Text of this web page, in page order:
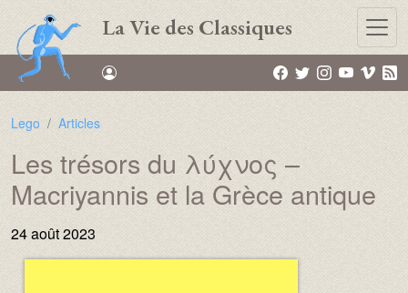
Aller au contenu principal
La Vie des Classiques
Lego Articles
Les trésors du λύχνος –
Macriyannis et la Grèce antique
24 août 2023